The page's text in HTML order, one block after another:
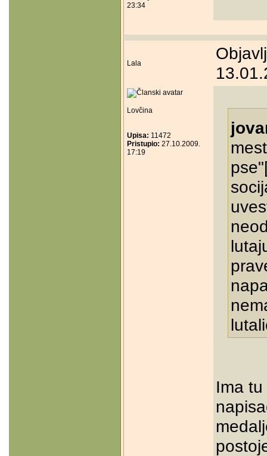
23:34
Lala
Lovčina
Upisa: 11472
Pristupio: 27.10.2009.
17:19
Ima